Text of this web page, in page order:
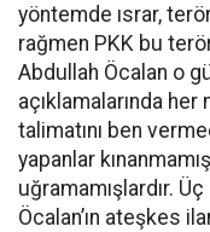
yöntemde ısrar,
rağmen PKK bu
Abdullah Öcalan o
açıklamalarında
talimatını ben
yapanlar
uğramamışlardır.
Öcalan’ın ateşkes